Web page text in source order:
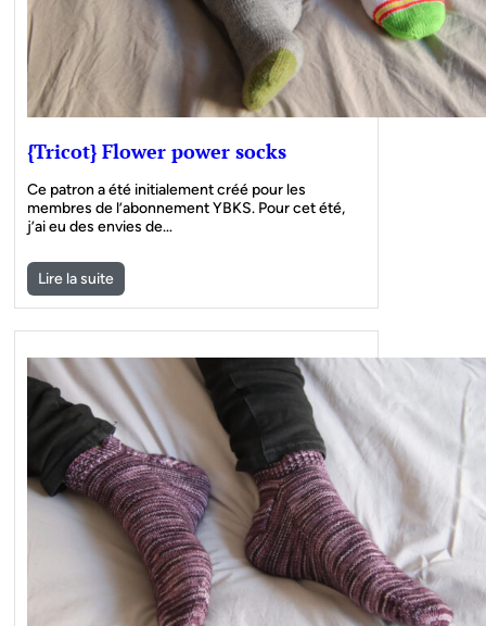
{Tricot} Flower power socks
Ce patron a été initialement créé pour les
membres de l’abonnement YBKS. Pour cet été,
j’ai eu des envies de…
Lire la suite